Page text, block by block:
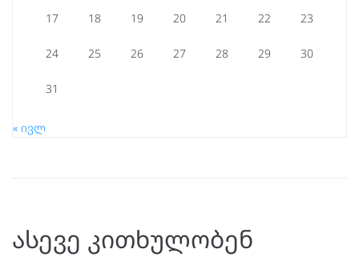
17 18 19 20 21 22 23
24 25 26 27 28 29 30
31
« ივლ
ასევე კითხულობენ